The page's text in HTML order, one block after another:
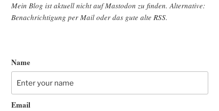
Mein Blog ist aktu­ell nicht auf Mast­o­don zu fin­den. Alter­na­ti­ve:
Benach­rich­ti­gung per Mail oder das gute alte RSS.
Name
Email